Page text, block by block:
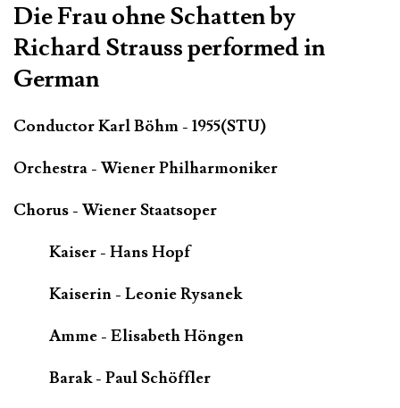
Die Frau ohne Schatten by
Richard Strauss performed in
German
Conductor Karl Böhm - 1955(STU)
Orchestra - Wiener Philharmoniker
Chorus - Wiener Staatsoper
Kaiser - Hans Hopf
Kaiserin - Leonie Rysanek
Amme - Elisabeth Höngen
Barak - Paul Schöffler